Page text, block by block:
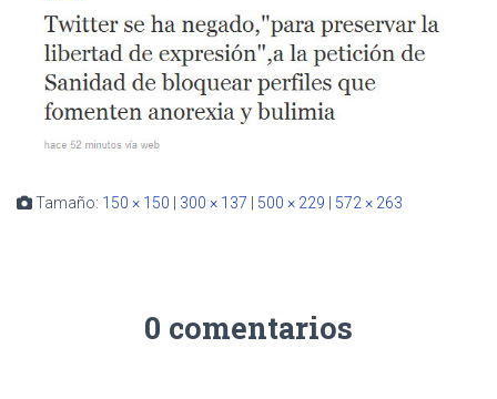
Tamaño: 150 × 150 300 × 137 500 × 229 572 × 263
0 comentarios